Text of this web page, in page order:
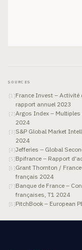
SOURCES
[1 ]France Invest –
rapport annuel 2023
[2]Argos Index – Multiples
2024
[ 3]S&P Global Market
2024
[4 ]Jefferies – Global
[5]Bpifrance – Rapport
[6 ]Grant Thornton /
français 2024
[7 ]Banque de France –
françaises, T1 2024
[8]PitchBook – European